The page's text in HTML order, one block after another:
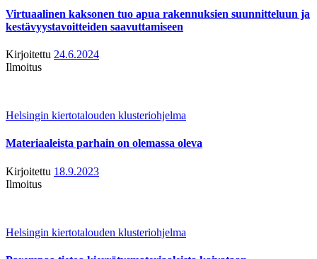
Virtuaalinen kaksonen tuo apua rakennuksien suunnitteluun ja
kestävyystavoitteiden saavuttamiseen
Kirjoitettu 24.6.2024
Ilmoitus
Helsingin kiertotalouden klusteriohjelma
Materiaaleista parhain on olemassa oleva
Kirjoitettu 18.9.2023
Ilmoitus
Helsingin kiertotalouden klusteriohjelma